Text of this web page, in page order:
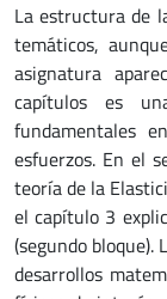
La estructura de
temáticos,
asignatura
capítulos es
fundamentales
esfuerzos. En el
teoría de la
el capítulo 3
(segundo bloque).
desarrollos